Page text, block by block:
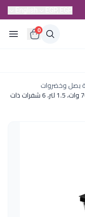
0
بصل وخضروات
قطاعة خضروات سوناي- سوبر بلس – 700 وات، 1.5 لتر، 6 شفرات ذات